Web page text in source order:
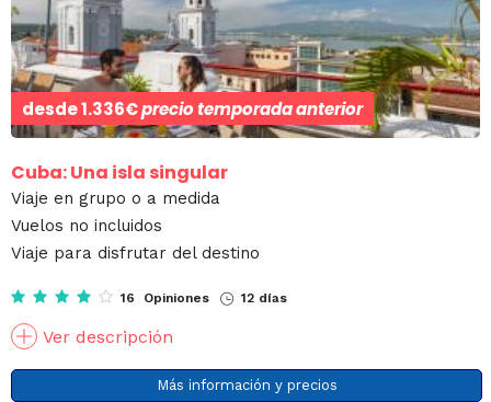
desde1.336€precio temporada anterior
Cuba: Una isla singular
Viaje en grupo o a medida
Vuelos no incluidos
Viaje para disfrutar del destino
16 Opiniones 12 días
Ver descripción
Más información y precios